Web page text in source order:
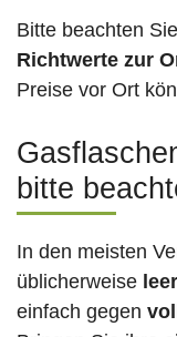
Bitte beachten
Richtwerte zur
Preise vor Ort
bitte
In den meisten
üblicherweise
einfach gegen